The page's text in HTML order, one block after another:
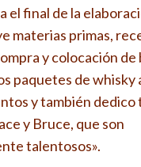
el final de la
materias primas,
y colocación de
paquetes de whisky
y también dedico
y Bruce, que son
talentosos».